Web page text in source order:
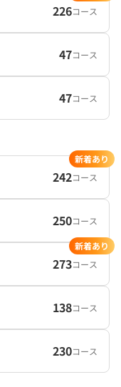
226コース
47コース
47コース
242コース
新着あり
250コース
273コース
新着あり
138コース
230コース